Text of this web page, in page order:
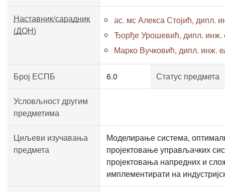
Наставник/сарадник
(ДОН)
ас. мс Алекса Стојић, дипл.
Ђорђе Урошевић, дипл. инж.
Марко Вучковић, дипл. инж.
Број ЕСПБ 6.0 Статус предмета
Условљност другим
предметима
Циљеви изучавања
предмета
Моделирање система,
пројектовање управљачких
пројектовања напредних и
имплементирати на